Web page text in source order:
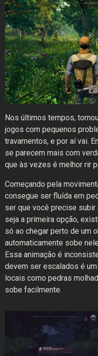
Nos últimos tempos,
jogos com pequenos
travamentos, e por aí vai.
se parecem mais com
que às vezes é melhor rir
Começando pela
consegue ser fluída em
ser que você precise subir
seja a primeira opção,
só ao chegar perto de um
automaticamente sobe
Essa animação é
devem ser escalados é
locais como pedras
sobe facilmente.